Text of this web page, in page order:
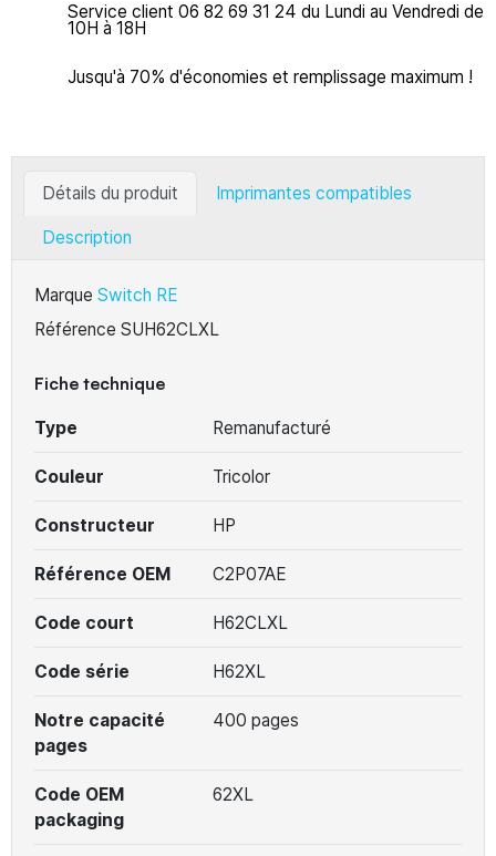
Service client 06 82 69 31 24 du Lundi au Vendredi de
10H à 18H
Jusqu'à 70% d'économies et remplissage maximum !
Détails du produit Imprimantes compatibles
Description
Marque Switch RE
Référence SUH62CLXL
Fiche technique
Type Remanufacturé
Couleur Tricolor
Constructeur HP
Référence OEM C2P07AE
Code court H62CLXL
Code série H62XL
Notre capacité
pages
400 pages
Code OEM
packaging
62XL